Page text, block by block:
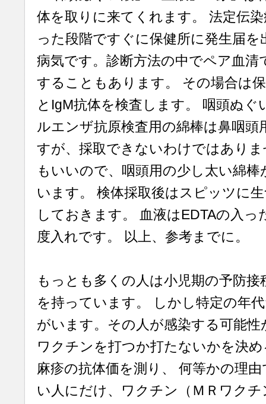
体を取りに来てくれます。 法定伝
った段階ですぐに保健所に発生届
病気です。診断方法の中でペア血清
することもあります。 その場合は
とIgM抗体を検査します。 咽頭ぬぐ
ルエンザ抗原検査用の綿棒は鼻咽頭
すが、採取できないわけではあり
もいいので、咽頭用の少し太い綿
います。 検体採取後はスピッツに
しておきます。 血液はEDTAの入っ
度入れです。 以上、参考までに。
もっとも多くの人は小児期の予防
を持っています。 しかし特定の年
がいます。その人が感染する可能
ワクチンを打つか打たないかを決
麻疹の抗体価を測り、 何等かの理
い人にだけ、ワクチン（ＭＲワク